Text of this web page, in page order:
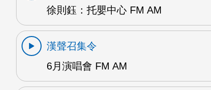
徐則鈺：托嬰中心 FM AM
漢聲召集令
6月演唱會 FM AM